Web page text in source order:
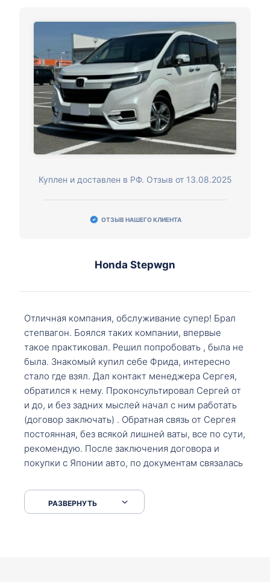
Куплен и доставлен в РФ. Отзыв от 13.08.2025
ОТЗЫВ НАШЕГО КЛИЕНТА
Honda Stepwgn
Отличная компания, обслуживание супер! Брал
степвагон. Боялся таких компании, впервые
такое практиковал. Решил попробовать , была не
была. Знакомый купил себе Фрида, интересно
стало где взял. Дал контакт менеджера Сергея,
обратился к нему. Проконсультировал Сергей от
и до, и без задних мыслей начал с ним работать
(договор заключать) . Обратная связь от Сергея
постоянная, без всякой лишней ваты, все по сути,
рекомендую. После заключения договора и
покупки с Японии авто, по документам связалась
что заполнить, куда зайти, образцы и т.д. После
приехал за авто. Меня тепло встретили Сергей с
РАЗВЕРНУТЬ